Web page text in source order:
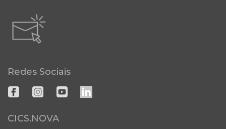
Redes Sociais
CICS.NOVA